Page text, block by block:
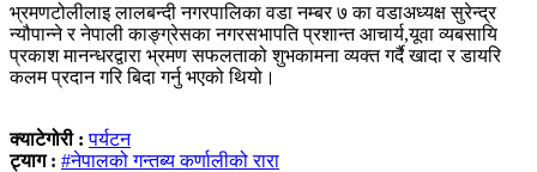
भ्रमणटोलीलाइ लालबन्दी नगरपालिका वडा नम्बर ७ का वडाअध्यक्ष सुरेन्द्र
न्यौपान्ने र नेपाली काङ्ग्रेसका नगरसभापति प्रशान्त आचार्य,यूवा व्यबसायि
प्रकाश मानन्धरद्वारा भ्रमण सफलताको शुभकामना व्यक्त गर्दै खादा र डायरि
कलम प्रदान गरि बिदा गर्नु भएको थियो।
क्याटेगोरी :पर्यटन
ट्याग : #नेपालको गन्तब्य कर्णालीको रारा